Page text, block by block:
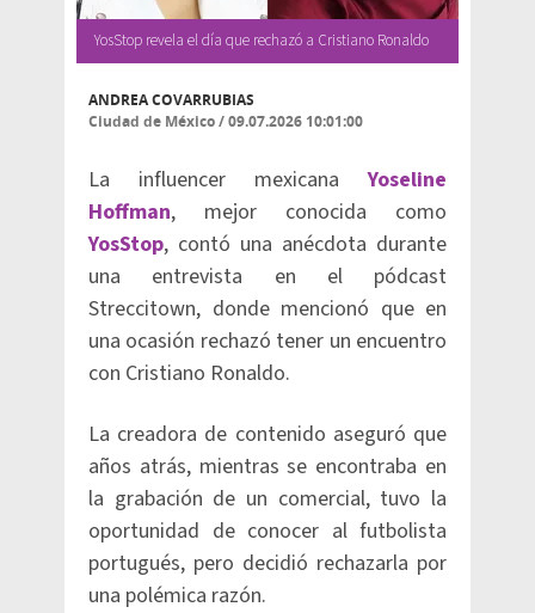
YosStop revela el día que rechazó a Cristiano Ronaldo
ANDREA COVARRUBIAS
Ciudad de México/09.07.2026 10:01:00
La influencer mexicanaYoseline
Hoffman, mejor conocida como
YosStop, contó una anécdota durante
una entrevista en el pódcast
Streccitown, donde mencionó que en
una ocasión rechazó tener un encuentro
con Cristiano Ronaldo.
La creadora de contenido aseguró que
años atrás, mientras se encontraba en
la grabación de un comercial, tuvo la
oportunidad de conocer al futbolista
portugués, pero decidió rechazarla por
una polémica razón.